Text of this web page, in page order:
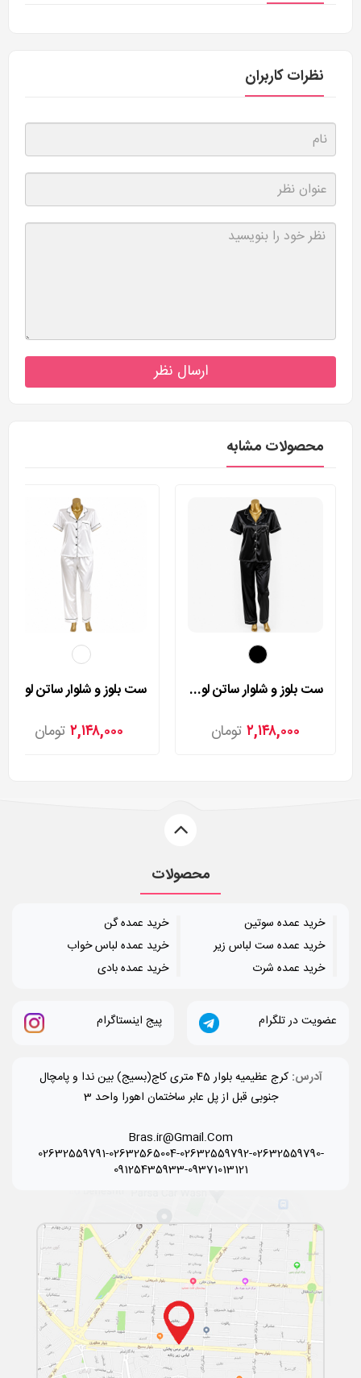
نظرات کاربران
ارسال نظر
محصولات مشابه
ست بلوز و شلوار ساتن لورنزا مدل 235101
۲,۱۴۸,۰۰۰ تومان ۲,۱۴۸,۰۰۰ تومان
محصولات
خرید عمده سوتین
خرید عمده ست لباس زیر
خرید عمده شرت
خرید عمده گن
خرید عمده لباس خواب
خرید عمده بادی
عضویت در تلگرام پیج اینستاگرام
آدرس:
کرج عظیمیه بلوار 45 متری کاج(بسیج) بین ندا و پامچال
جنوبی قبل از پل عابر ساختمان اهورا واحد 3
Bras.ir@Gmail.Com
02632559791-02632565004-02632559792-02632559790-
09125435933-09371013121